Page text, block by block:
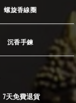
螺旋香線圈
沉香手鍊
7天免費退貨